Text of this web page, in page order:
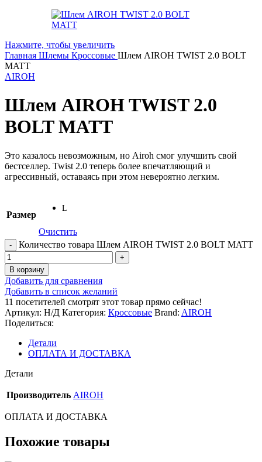
Нажмите, чтобы увеличить
Главная Шлемы Кроссовые Шлем AIROH TWIST 2.0 BOLT
MATT
AIROH
Шлем AIROH TWIST 2.0
BOLT MATT
Это казалось невозможным, но Airoh смог улучшить свой
бестселлер. Twist 2.0 теперь более впечатляющий и
агрессивный, оставаясь при этом невероятно легким.
Размер
L
Очистить
Количество товара Шлем AIROH TWIST 2.0 BOLT MATT
В корзину
Добавить для сравнения
Добавить в список желаний
11 посетителей смотрят этот товар прямо сейчас!
Артикул: Н/Д Категория: Кроссовые Brand: AIROH
Поделиться:
Детали
ОПЛАТА И ДОСТАВКА
Детали
Производитель AIROH
ОПЛАТА И ДОСТАВКА
Похожие товары